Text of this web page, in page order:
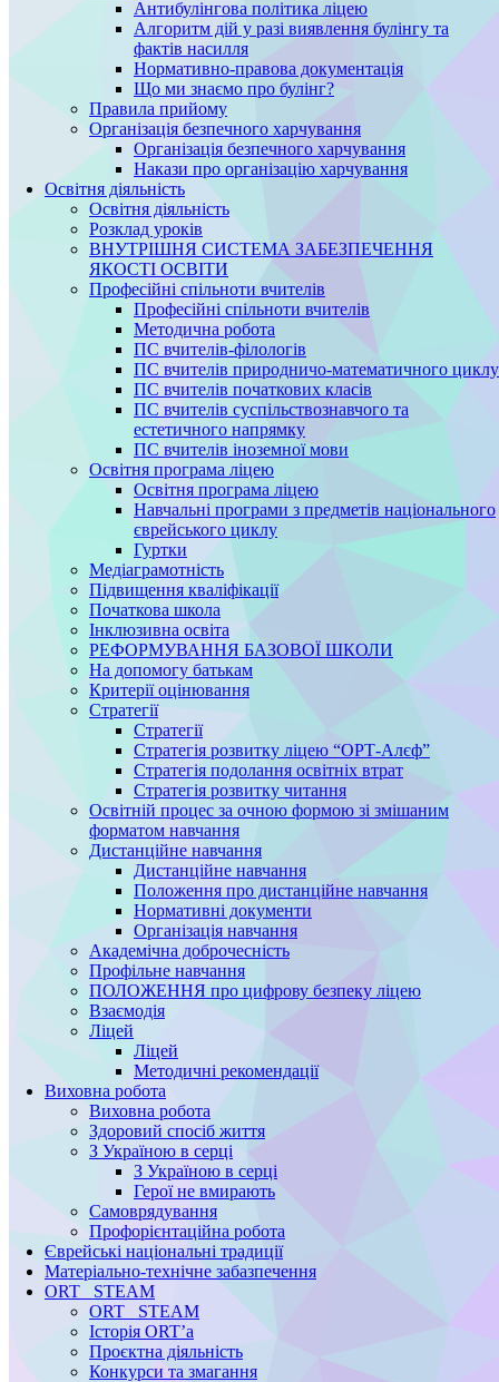
Антибулінгова політика ліцею
Алгоритм дій у разі виявлення булінгу та
фактів насилля
Нормативно-правова документація
Що ми знаємо про булінг?
Правила прийому
Організація безпечного харчування
Організація безпечного харчування
Накази про організацію харчування
Освітня діяльність
Освітня діяльність
Розклад уроків
ВНУТРІШНЯ СИСТЕМА ЗАБЕЗПЕЧЕННЯ
ЯКОСТІ ОСВІТИ
Професійні спільноти вчителів
Професійні спільноти вчителів
Методична робота
ПС вчителів-філологів
ПС вчителів природничо-математичного циклу
ПС вчителів початкових класів
ПС вчителів суспільствознавчого та
естетичного напрямку
ПС вчителів іноземної мови
Освітня програма ліцею
Освітня програма ліцею
Навчальні програми з предметів національного
єврейського циклу
Гуртки
Медіаграмотність
Підвищення кваліфікації
Початкова школа
Інклюзивна освіта
РЕФОРМУВАННЯ БАЗОВОЇ ШКОЛИ
На допомогу батькам
Критерії оцінювання
Стратегії
Стратегії
Стратегія розвитку ліцею “ОРТ-Алєф”
Стратегія подолання освітніх втрат
Стратегія розвитку читання
Освітній процес за очною формою зі змішаним
форматом навчання
Дистанційне навчання
Дистанційне навчання
Положення про дистанційне навчання
Нормативні документи
Організація навчання
Академічна доброчесність
Профільне навчання
ПОЛОЖЕННЯ про цифрову безпеку ліцею
Взаємодія
Ліцей
Ліцей
Методичні рекомендації
Виховна робота
Виховна робота
Здоровий спосіб життя
З Україною в серці
З Україною в серці
Герої не вмирають
Самоврядування
Профорієнтаційна робота
Єврейські національні традиції
Матеріально-технічне забазпечення
ORT STEAM
ORT STEAM
Історія ORT’a
Проєктна діяльність
Конкурси та змагання